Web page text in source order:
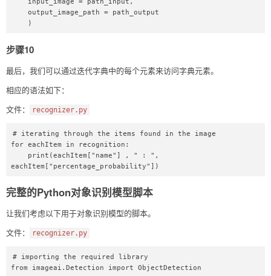
    )
步骤10
最后，我们可以通过迭代字典中的每个元素来访问字典元素。
相应的语法如下：
文件：
recognizer.py
# iterating through the items found in the image
for eachItem in recognition:
eachItem["percentage_probability"])
完整的Python对象识别模型脚本
让我们考虑以下用于对象识别模型的脚本。
文件：
recognizer.py
# importing the required library
from imageai.Detection import ObjectDetection